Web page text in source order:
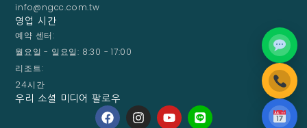
info@ngcc.com.tw
영업 시간
예약 센터:
월요일 - 일요일: 8:30 - 17:00
리조트:
24시간
우리 소셜 미디어 팔로우